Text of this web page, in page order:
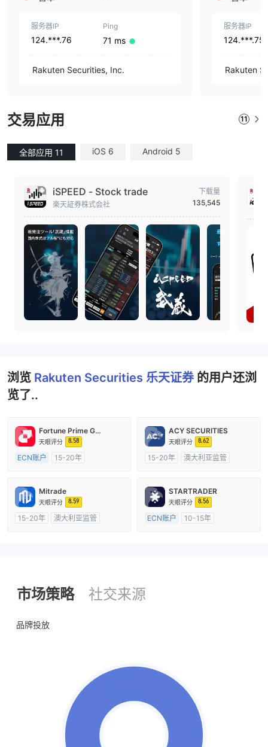
服务器IP
124.***.76
Ping
71 ms
Rakuten Securities, Inc.
服务器IP
124.***.75
Rakuten
交易应用 11
全部应用 11 iOS 6 Android 5
iSPEED - Stock trade
楽天証券株式会社
下载量
135,545
浏览 Rakuten Securities 乐天证券的用户还浏
览了..
Fortune Prime Global
天眼评分 8.58
ECN账户
15-20年
主标MT4
ACY SECURITIES
天眼评分 8.62
15-20年
澳大利亚监管
Mitrade
天眼评分 8.59
15-20年
澳大利亚监管
STARTRADER
天眼评分 8.56
ECN账户
10-15年
市场策略 社交来源